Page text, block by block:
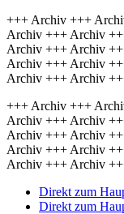
+++ Archiv +++
Archiv +++ Archiv
Archiv +++ Archiv
Archiv +++ Archiv
Archiv +++ Archiv
+++ Archiv +++
Archiv +++ Archiv
Archiv +++ Archiv
Archiv +++ Archiv
Archiv +++ Archiv
Direkt zum
Direkt zum